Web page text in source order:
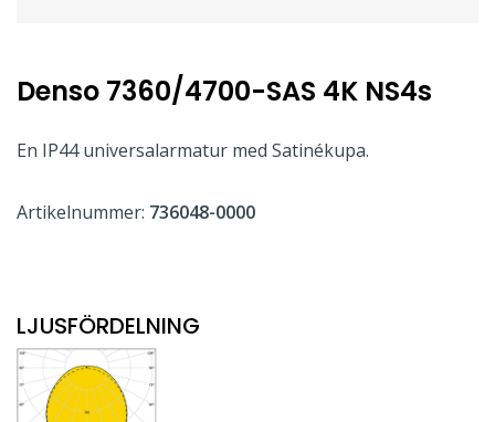
Denso 7360/4700-SAS 4K NS4s
En IP44 universalarmatur med Satinékupa.
Artikelnummer: 736048-0000
LJUSFÖRDELNING